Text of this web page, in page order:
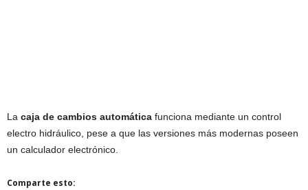
La caja de cambios automática funciona mediante un control
electro hidráulico, pese a que las versiones más modernas poseen
un calculador electrónico.
Comparte esto: